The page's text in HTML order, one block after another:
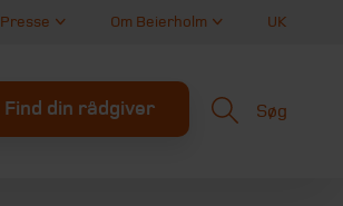
Presse Om Beierholm UK
Find din rådgiver Søg